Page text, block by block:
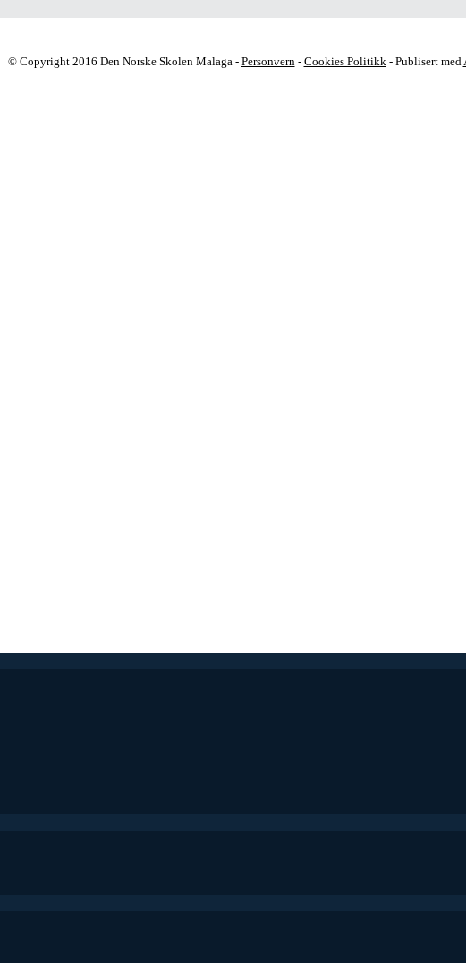
© Copyright 2016 Den Norske Skolen Malaga - Personvern - Cookies Politikk - Publisert med